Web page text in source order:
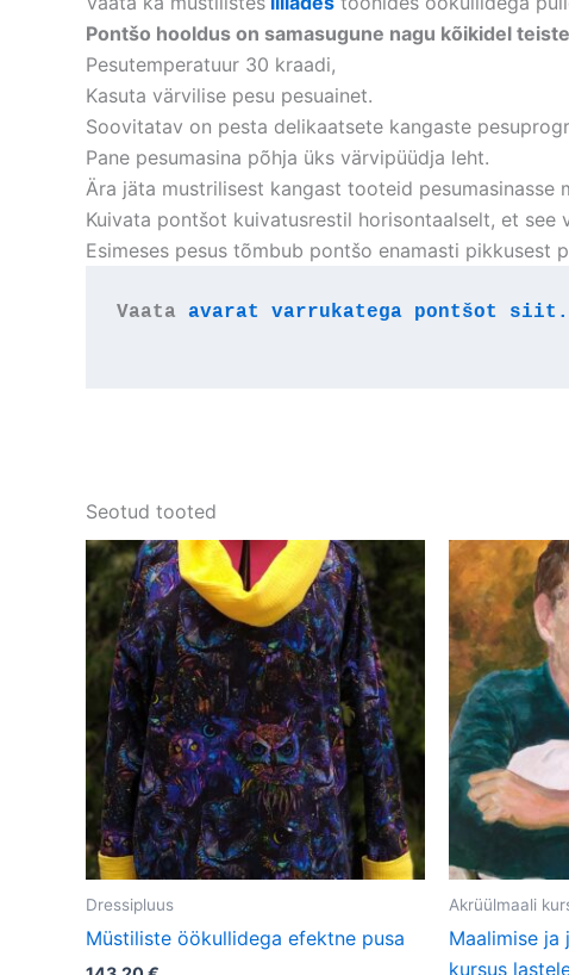
Pontšo hooldus on samasugune nagu kõikidel
Pesutemperatuur 30 kraadi,
Kasuta värvilise pesu pesuainet.
Soovitatav on pesta delikaatsete kangaste
Pane pesumasina põhja üks värvipüüdja leht.
Ära jäta mustrilisest kangast tooteid pesumasinasse
Kuivata pontšot kuivatusrestil horisontaalselt, et
Esimeses pesus tõmbub pontšo enamasti pikkusest
Vaata avarat varrukatega pontšot siit.
Seotud tooted
Dressipluus
Müstiliste öökullidega efektne pusa
Sellel
tootel
on
mitu
varianti.
Valikuid
saab
teha
tootelehel.
Akrüülmaali
Maalimise ja
kursus
on